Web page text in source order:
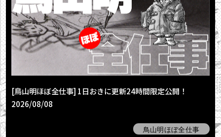
[鳥山明ほぼ全仕事] 1日おきに更新24時間限定公開！
2026/08/08
鳥山明ほぼ全仕事